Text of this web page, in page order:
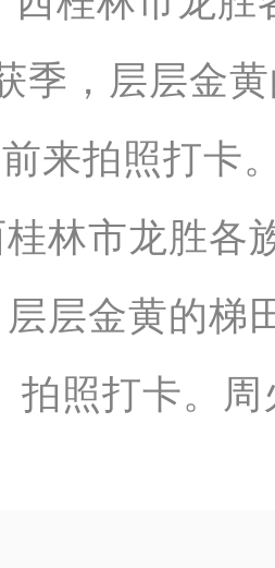
林市龙胜各
层金黄的梯
拍照打卡。